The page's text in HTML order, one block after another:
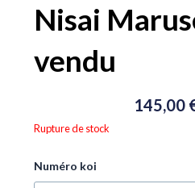
Nisai
vendu
145,00
Rupture de stock
Numéro koi
quantité
de